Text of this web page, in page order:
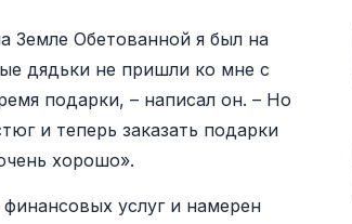
Земле Обетованной я был на
дядьки не пришли ко мне с
подарки, – написал он. – Но
и теперь заказать подарки
хорошо».
услуг и намерен